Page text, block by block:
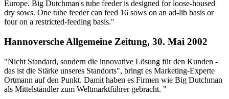
Europe. Big Dutchman's tube feeder is designed for loose-housed
dry sows. One tube feeder can feed 16 sows on an ad-lib basis or
four on a restricted-feeding basis."
Hannoversche Allgemeine Zeitung, 30. Mai 2002
"Nicht Standard, sondern die innovative Lösung für den Kunden -
das ist die Stärke unseres Standorts", bringt es Marketing-Experte
Ortmann auf den Punkt. Damit haben es Firmen wie Big Dutchman
als Mittelständler zum Weltmarktführer gebracht. "